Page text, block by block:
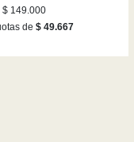
$ 149.000
de $ 49.667